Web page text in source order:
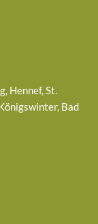
Hennef, St.
Bad